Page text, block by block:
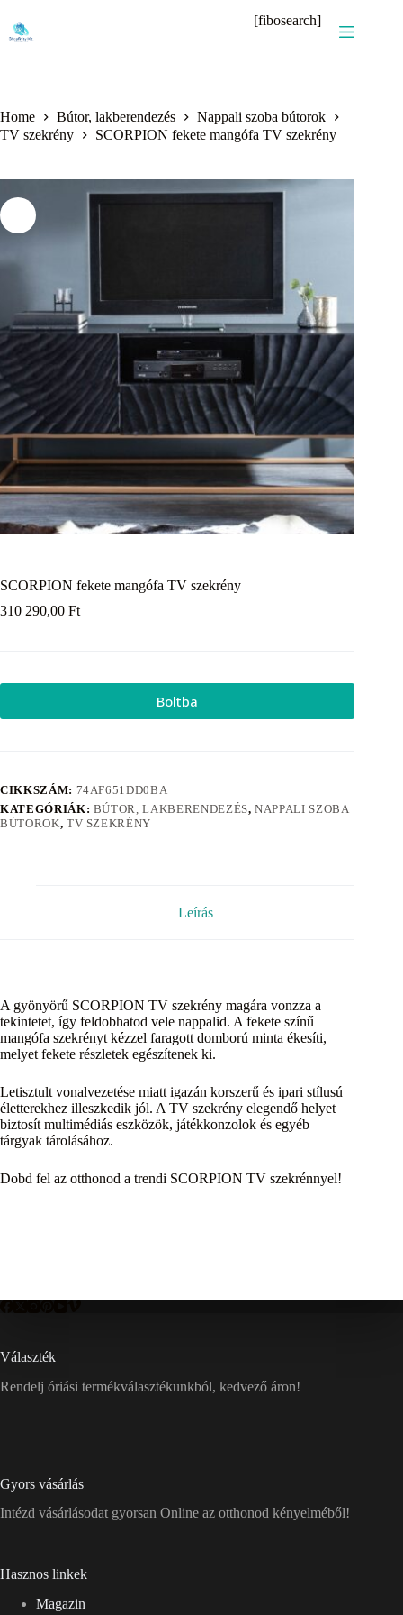
content
[fibosearch]
Home Bútor, lakberendezés
Nappali szoba bútorok
TV szekrény
SCORPION fekete mangófa TV szekrény
SCORPION fekete mangófa TV szekrény
310 290,00 Ft
Boltba
CIKKSZÁM: 74AF651DD0BA
KATEGÓRIÁK: BÚTOR, LAKBERENDEZÉS,NAPPALI SZOBA
BÚTOROK, TV SZEKRÉNY
Leírás
A gyönyörű SCORPION TV szekrény magára vonzza a
tekintetet, így feldobhatod vele nappalid. A fekete színű
mangófa szekrényt kézzel faragott domború minta ékesíti,
melyet fekete részletek egészítenek ki.
Letisztult vonalvezetése miatt igazán korszerű és ipari stílusú
életterekhez illeszkedik jól. A TV szekrény elegendő helyet
biztosít multimédiás eszközök, játékkonzolok és egyéb
tárgyak tárolásához.
Dobd fel az otthonod a trendi SCORPION TV szekrénnyel!
Választék
Rendelj óriási termékválasztékunkból, kedvező áron!
Gyors vásárlás
Intézd vásárlásodat gyorsan Online az otthonod kényelméből!
Hasznos linkek
Magazin